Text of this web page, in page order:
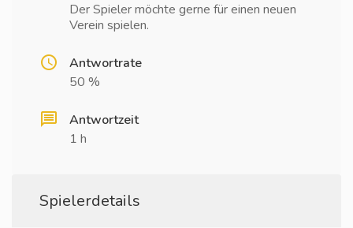
Der Spieler möchte gerne für einen neuen
Verein spielen.
Antwortrate
50 %
Antwortzeit
1 h
Spielerdetails